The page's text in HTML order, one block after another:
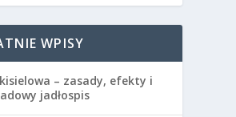
WPISY
– zasady, efekty i
jadłospis